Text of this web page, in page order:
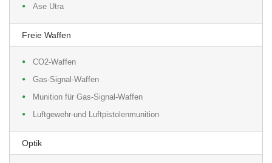
Ase Utra
Freie Waffen
CO2-Waffen
Gas-Signal-Waffen
Munition für Gas-Signal-Waffen
Luftgewehr-und Luftpistolenmunition
Optik